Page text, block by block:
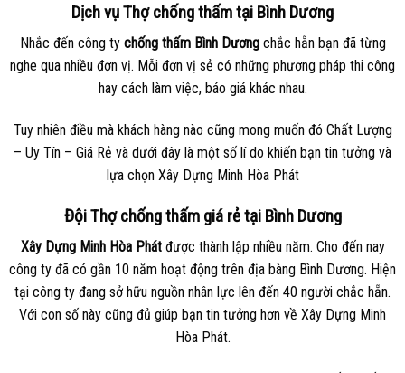
Dịch vụ Thợ chống thấm tại Bình Dương
Nhắc đến công ty chống thấm Bình Dươngchắc hẵn bạn đã từng
nghe qua nhiều đơn vị. Mỗi đơn vị sẻ có những phương pháp thi công
hay cách làm việc, báo giá khác nhau.
Tuy nhiên điều mà khách hàng nào cũng mong muốn đó Chất Lượng
– Uy Tín – Giá Rẻ và dưới đây là một số lí do khiến bạn tin tưởng và
lựa chọn Xây Dựng Minh Hòa Phát
Đội Thợ chống thấm giá rẻ tại Bình Dương
Xây Dựng Minh Hòa Phátđược thành lập nhiều năm. Cho đến nay
công ty đã có gần 10 năm hoạt động trên địa bàng Bình Dương. Hiện
tại công ty đang sở hữu nguồn nhân lực lên đến 40 người chắc hẵn.
Với con số này cũng đủ giúp bạn tin tưởng hơn về Xây Dựng Minh
Hòa Phát.